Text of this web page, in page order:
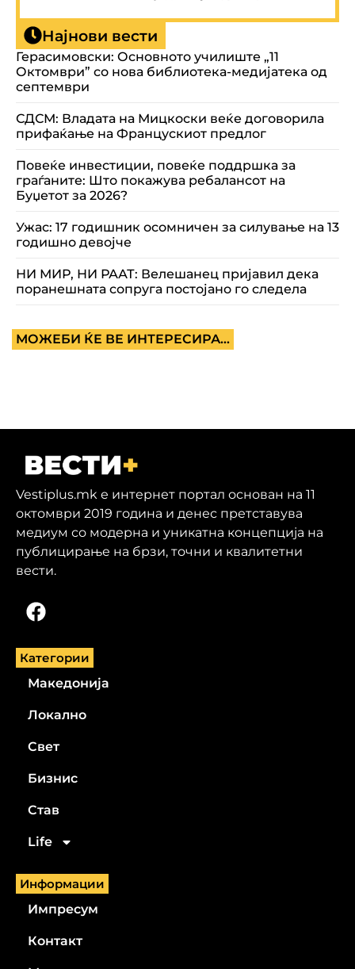
Најнови вести
Герасимовски: Основното училиште „11
Октомври” со нова библиотека-медијатека од
септември
СДСМ: Владата на Мицкоски веќе договорила
прифаќање на Францускиот предлог
Повеќе инвестиции, повеќе поддршка за
граѓаните: Што покажува ребалансот на
Буџетот за 2026?
Ужас: 17 годишник осомничен за силување на 13
годишно девојче
НИ МИР, НИ РААТ: Велешанец пријавил дека
поранешната сопруга постојано го следела
МОЖЕБИ ЌЕ ВЕ ИНТЕРЕСИРА...
Vestiplus.mk е интернет портал основан на 11
октомври 2019 година и денес претставува
медиум со модерна и уникатна концепција на
публицирање на брзи, точни и квалитетни
вести.
Категории
Македонија
Локално
Свет
Бизнис
Став
Life
Информации
Импресум
Контакт